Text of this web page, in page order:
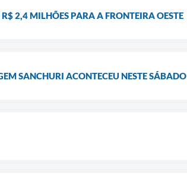
2,4 MILHÕES PARA A FRONTEIRA OESTE
SANCHURI ACONTECEU NESTE SÁBADO